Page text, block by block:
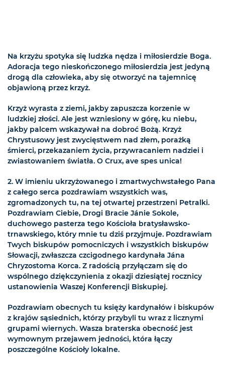
Na krzyżu spotyka się ludzka nędza i miłosierdzie Boga.
Adoracja tego nieskończonego miłosierdzia jest jedyną
drogą dla człowieka, aby się otworzyć na tajemnicę
objawioną przez krzyż.
Krzyż wyrasta z ziemi, jakby zapuszcza korzenie w
ludzkiej złości. Ale jest wzniesiony w górę, ku niebu,
jakby palcem wskazywał na dobroć Bożą. Krzyż
Chrystusowy jest zwycięstwem nad złem, porażką
śmierci, przekazaniem życia, przywracaniem nadziei i
zwiastowaniem światła. O Crux, ave spes unica!
2. W imieniu ukrzyżowanego i zmartwychwstałego Pana
z całego serca pozdrawiam wszystkich was,
zgromadzonych tu, na tej otwartej przestrzeni Petralki.
Pozdrawiam Ciebie, Drogi Bracie Jánie Sokole,
duchowego pasterza tego Kościoła bratysławsko-
trnawskiego, który mnie tu dziś przyjmuje. Pozdrawiam
Twych biskupów pomocniczych i wszystkich biskupów
Słowacji, zwłaszcza czcigodnego kardynała Jána
Chryzostoma Korca. Z radością przyłączam się do
wspólnego dziękczynienia z okazji dziesiątej rocznicy
ustanowienia Waszej Konferencji Biskupiej.
Pozdrawiam obecnych tu księży kardynałów i biskupów
z krajów sąsiednich, którzy przybyli tu wraz z licznymi
grupami wiernych. Wasza braterska obecność jest
wymownym przejawem jedności, która łączy
poszczególne Kościoły lokalne.